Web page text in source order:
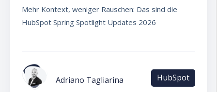
Mehr Kontext, weniger Rauschen: Das sind die
HubSpot Spring Spotlight Updates 2026
Adriano Tagliarina HubSpot